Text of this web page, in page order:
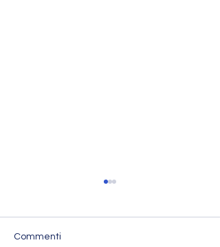
Commenti